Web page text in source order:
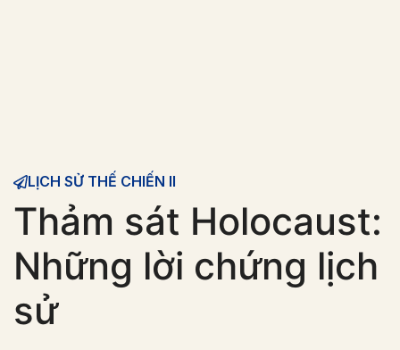
LỊCH SỬ THẾ CHIẾN II
Thảm sát Holocaust:
Những lời chứng lịch
sử